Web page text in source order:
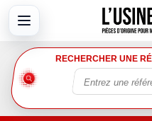
RECHERCHER UNE